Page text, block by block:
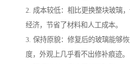
2. 成本较低：相比更换整块玻璃
经济，节省了材料和人工成本。
3. 保持原貌：修复后的玻璃能够
度，外观上几乎看不出修补痕迹。